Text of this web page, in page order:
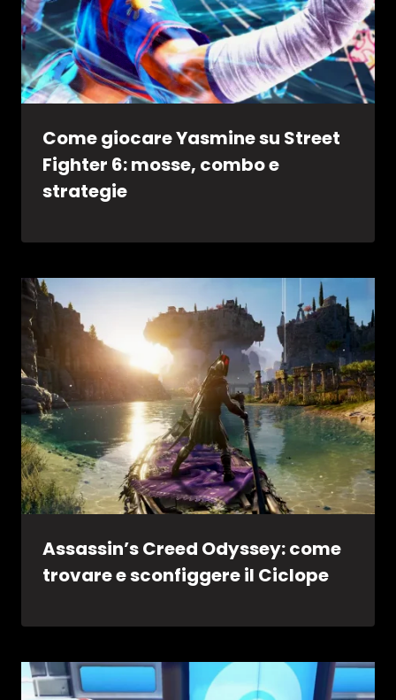
Come giocare Yasmine su Street
Fighter 6: mosse, combo e
strategie
Assassin’s Creed Odyssey: come
trovare e sconfiggere il Ciclope